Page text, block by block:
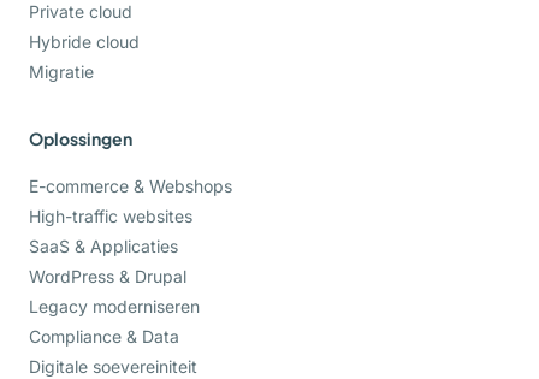
Private cloud
Hybride cloud
Migratie
Oplossingen
E-commerce & Webshops
High-traffic websites
SaaS & Applicaties
WordPress & Drupal
Legacy moderniseren
Compliance & Data
Digitale soevereiniteit